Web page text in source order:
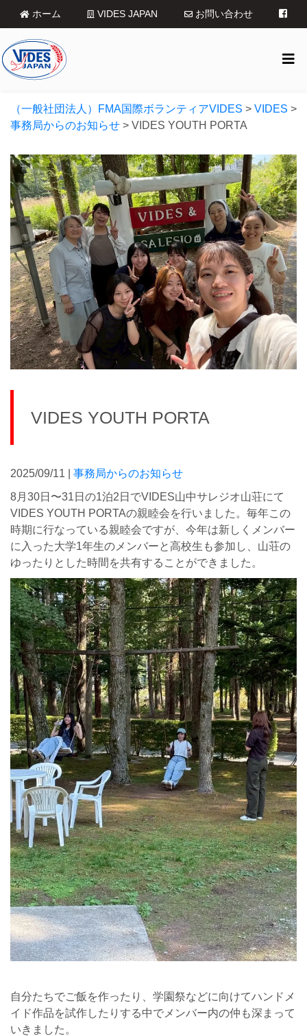
ホーム VIDES JAPAN お問い合わせ
（一般社団法人）FMA国際ボランティアVIDES > VIDES >
事務局からのお知らせ > VIDES YOUTH PORTA
VIDES YOUTH PORTA
2025/09/11 | 事務局からのお知らせ
8月30日〜31日の1泊2日でVIDES山中サレジオ山荘にて
VIDES YOUTH PORTAの親睦会を行いました。毎年この
時期に行なっている親睦会ですが、今年は新しくメンバー
に入った大学1年生のメンバーと高校生も参加し、山荘の
ゆったりとした時間を共有することができました。
自分たちでご飯を作ったり、学園祭などに向けてハンドメ
イド作品を試作したりする中でメンバー内の仲も深まって
いきました。